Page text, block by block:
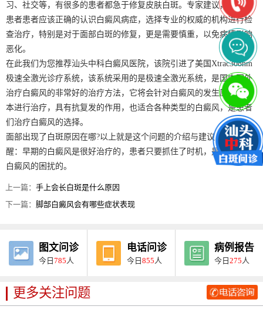
习、社交等，有很多的患者都急于修复皮肤白斑。专家建议，白癜风
患者患者应该正确的认识白癜风病症，选择专业的权威的机构进行检
查治疗，特别是对于面部白斑的修复，更是需要慎重，以免病情影响
恶化。
在此我们为您推荐汕头中科白癜风医院，该院引进了美国Xtrac308nm
极速全激光诊疗系统，该系统采用的是极速全激光系统，是国内国外
治疗白癜风的非常好的治疗方法，它将会针对白癜风的发生原因从根
本进行治疗，具有抗复发的作用，也适合各种类型的白癜风，是患者
们治疗白癜风的选择。
面部出现了白斑原因在哪?以上就是这个问题的介绍与建议，医院提
醒：早期的白癜风是很好治疗的，患者只要抓住了时机，是可以摆脱
白癜风的困扰的。
上一篇：手上会长白斑是什么原因
下一篇：脚部白癜风会有哪些症状表现
图文问诊
今日785 人
电话问诊
今日855 人
病例报告
今日275 人
更多关注问题